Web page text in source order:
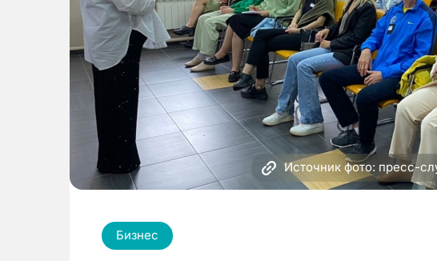
Источник фото: пресс-
Бизнес